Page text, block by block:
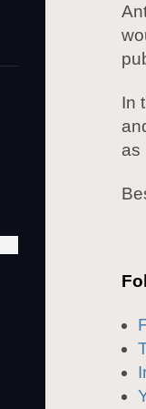
In
as